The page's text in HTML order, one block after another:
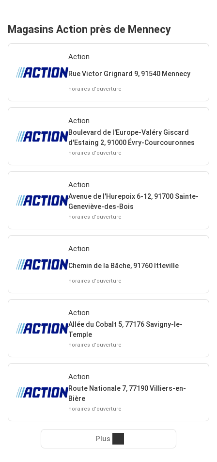
Magasins Action près de Mennecy
Action
Rue Victor Grignard 9, 91540 Mennecy
horaires d'ouverture
Action
Boulevard de l'Europe-Valéry Giscard
d'Estaing 2, 91000 Évry-Courcouronnes
horaires d'ouverture
Action
Avenue de l'Hurepoix 6-12, 91700 Sainte-
Geneviève-des-Bois
horaires d'ouverture
Action
Chemin de la Bâche, 91760 Itteville
horaires d'ouverture
Action
Allée du Cobalt 5, 77176 Savigny-le-
Temple
horaires d'ouverture
Action
Route Nationale 7, 77190 Villiers-en-
Bière
horaires d'ouverture
Plus